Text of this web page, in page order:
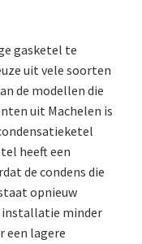
gasketel te
uit vele soorten
de modellen die
uit Machelen is
heeft een
de condens die
opnieuw
minder
een lagere